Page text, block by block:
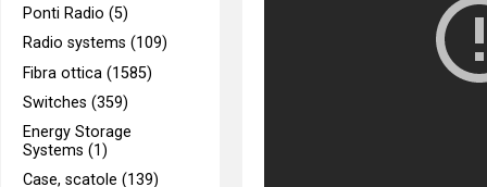
Ponti Radio (5)
Radio systems (109)
Fibra ottica (1585)
Switches (359)
Energy Storage
Systems (1)
Case, scatole (139)